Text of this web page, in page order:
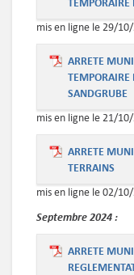
mis en ligne le 29/
ARRETE
TEMPORAIRE
SANDGRUBE
mis en ligne le 21/
ARRETE
TERRAINS
mis en ligne le 02/
Septembre 2024 :
ARRETE